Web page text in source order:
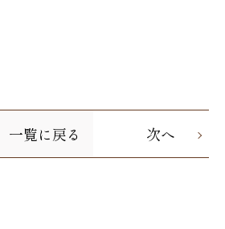
一覧に戻る 次へ